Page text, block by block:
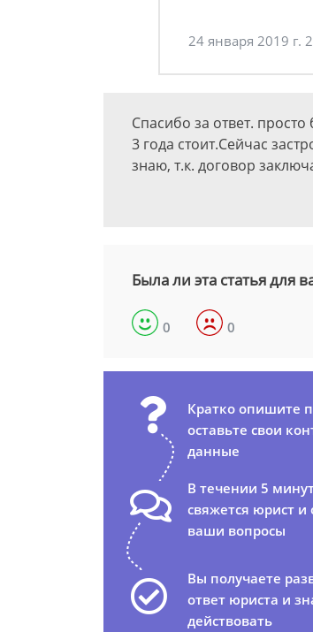
24 января 2019 г.
Спасибо за ответ.
3 года стоит.Сейчас
знаю, т.к. договор
Была ли эта статья для
0 0
Кратко опишите
оставьте свои
данные
В течении 5
свяжется юрист и
ваши вопросы
Вы получаете
ответ юриста и
действовать